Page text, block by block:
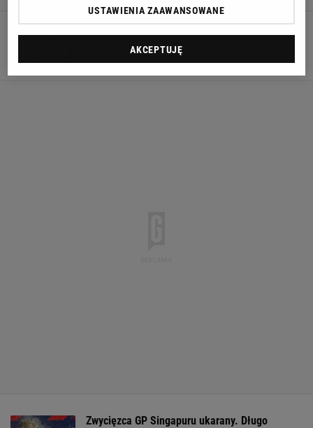
Skandal w F1. Verstappen otrzymał haniebne
Zwycięzca GP Singapuru ukarany. Długo
USTAWIENIA ZAAWANSOWANE
AKCEPTUJĘ